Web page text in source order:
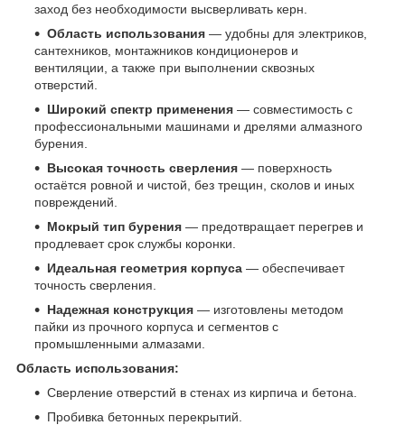
заход без необходимости высверливать керн.
Область использования — удобны для электриков,
сантехников, монтажников кондиционеров и
вентиляции, а также при выполнении сквозных
отверстий.
Широкий спектр применения — совместимость с
профессиональными машинами и дрелями алмазного
бурения.
Высокая точность сверления — поверхность
остаётся ровной и чистой, без трещин, сколов и иных
повреждений.
Мокрый тип бурения — предотвращает перегрев и
продлевает срок службы коронки.
Идеальная геометрия корпуса — обеспечивает
точность сверления.
Надежная конструкция — изготовлены методом
пайки из прочного корпуса и сегментов с
промышленными алмазами.
Область использования:
Сверление отверстий в стенах из кирпича и бетона.
Пробивка бетонных перекрытий.